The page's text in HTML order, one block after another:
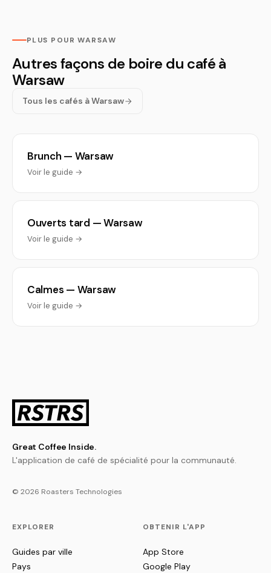
PLUS POUR WARSAW
Autres façons de boire du café à
Warsaw
Tous les cafés à Warsaw
Brunch — Warsaw
Voir le guide →
Ouverts tard — Warsaw
Voir le guide →
Calmes — Warsaw
Voir le guide →
Great Coffee Inside.
L'application de café de spécialité pour la communauté.
© 2026 Roasters Technologies
EXPLORER
Guides par ville
Pays
OBTENIR L'APP
App Store
Google Play